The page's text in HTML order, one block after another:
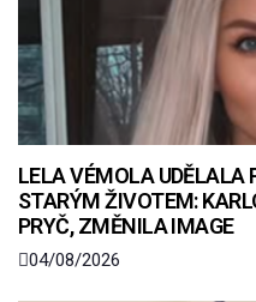
LELA VÉMOLA UDĚLALA
STARÝM ŽIVOTEM:
PRYČ, ZMĚNILA IMAGE
04/08/2026